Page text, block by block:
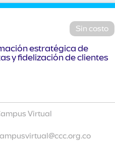
Sin costo
estratégica de
y fidelización de clientes
Virtual